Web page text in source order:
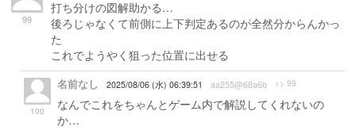
99
打ち分けの図解助かる…
後ろじゃなくて前側に上下判定あるのが全然分からんかっ
た
これでようやく狙った位置に出せる
100
名前なし 2025/08/06 (水) 06:39:51 aa255@68a6b >> 99
なんでこれをちゃんとゲーム内で解説してくれないの
か…